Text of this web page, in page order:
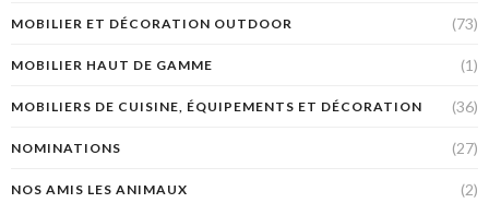
MOBILIER ET DÉCORATION OUTDOOR (73)
MOBILIER HAUT DE GAMME (1)
MOBILIERS DE CUISINE, ÉQUIPEMENTS ET DÉCORATION (36)
NOMINATIONS (27)
NOS AMIS LES ANIMAUX (2)